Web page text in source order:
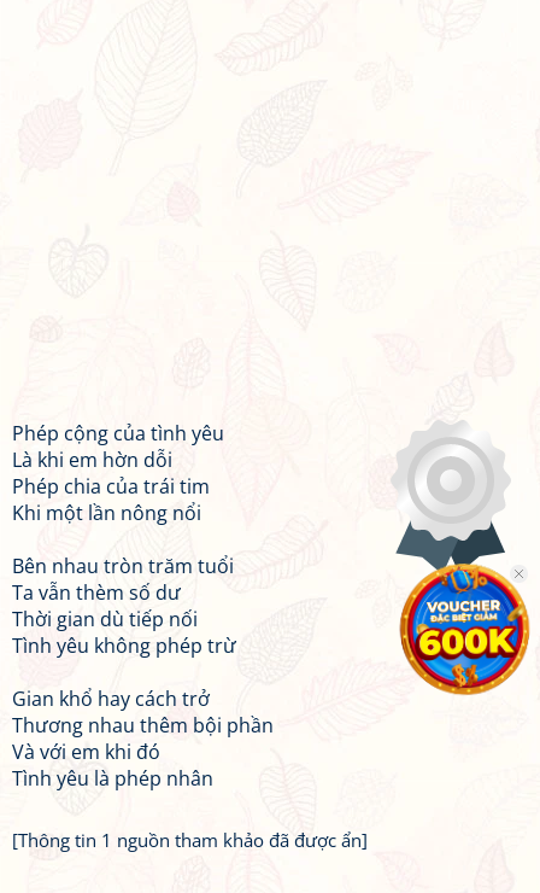
Phép cộng của tình yêu
Là khi em hờn dỗi
Phép chia của trái tim
Khi một lần nông nổi
Bên nhau tròn trăm tuổi
Ta vẫn thèm số dư
Thời gian dù tiếp nối
Tình yêu không phép trừ
Gian khổ hay cách trở
Thương nhau thêm bội phần
Và với em khi đó
Tình yêu là phép nhân
[Thông tin 1 nguồn tham khảo đã được ẩn]